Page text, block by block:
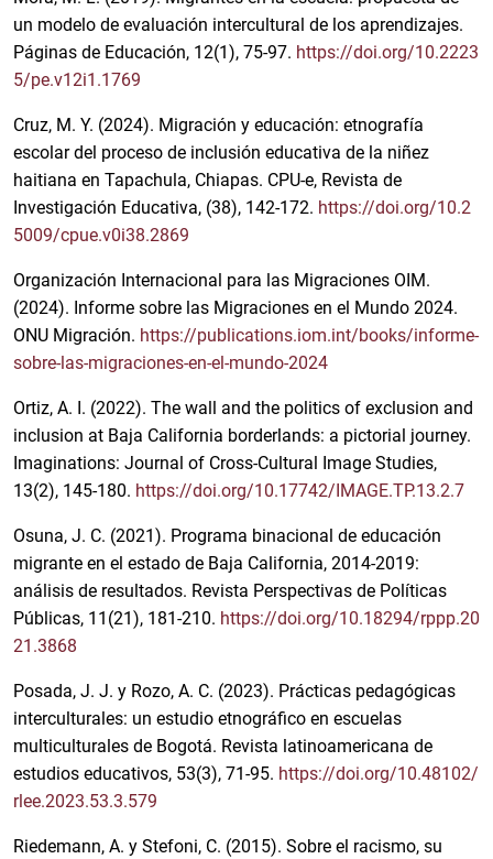
un modelo de evaluación intercultural de los aprendizajes.
Páginas de Educación, 12(1), 75-97. https://doi.org/10.2223
5/pe.v12i1.1769
Cruz, M. Y. (2024). Migración y educación: etnografía
escolar del proceso de inclusión educativa de la niñez
haitiana en Tapachula, Chiapas. CPU-e, Revista de
Investigación Educativa, (38), 142-172. https://doi.org/10.2
5009/cpue.v0i38.2869
Organización Internacional para las Migraciones OIM.
(2024). Informe sobre las Migraciones en el Mundo 2024.
ONU Migración. https://publications.iom.int/books/informe-
sobre-las-migraciones-en-el-mundo-2024
Ortiz, A. I. (2022). The wall and the politics of exclusion and
inclusion at Baja California borderlands: a pictorial journey.
Imaginations: Journal of Cross-Cultural Image Studies,
13(2), 145-180. https://doi.org/10.17742/IMAGE.TP.13.2.7
Osuna, J. C. (2021). Programa binacional de educación
migrante en el estado de Baja California, 2014-2019:
análisis de resultados. Revista Perspectivas de Políticas
Públicas, 11(21), 181-210. https://doi.org/10.18294/rppp.20
21.3868
Posada, J. J. y Rozo, A. C. (2023). Prácticas pedagógicas
interculturales: un estudio etnográfico en escuelas
multiculturales de Bogotá. Revista latinoamericana de
estudios educativos, 53(3), 71-95. https://doi.org/10.48102/
rlee.2023.53.3.579
Riedemann, A. y Stefoni, C. (2015). Sobre el racismo, su